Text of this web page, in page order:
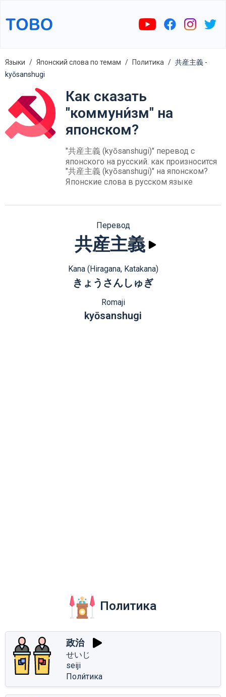
Языки Японский слова по темам Политика
共産主義 -
kyōsanshugi
Как сказать
"коммуни́зм" на
японском?
"共産主義 (kyōsanshugi)" перевод с
японского на русский. как произносится
"共産主義 (kyōsanshugi)" на японском?
Японские слова в русском языке
Перевод
共産主義
Kana (Hiragana, Katakana)
きょうさんしゅぎ
Romaji
kyōsanshugi
Политика
政治
せいじ
seiji
Поли́тика